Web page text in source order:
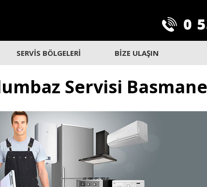
SERVİS BÖLGELERİ BİZE ULAŞIN
Servisi Basmane